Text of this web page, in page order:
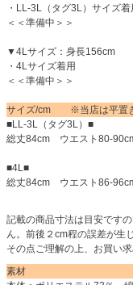
・LL-3L（タグ3L）サイズ着
＜＜準備中＞＞
▼4Lサイズ：身長156cm
・4Lサイズ着用
＜＜準備中＞＞
サイズ/cm ※当店は平置き
■LL-3L（タグ3L）■
総丈84cm ウエスト80-
■4L■
総丈84cm ウエスト86-
記載の商品寸法は目安です
ん。前後２cm程の誤差が生
その点ご理解の上、お買い
素材